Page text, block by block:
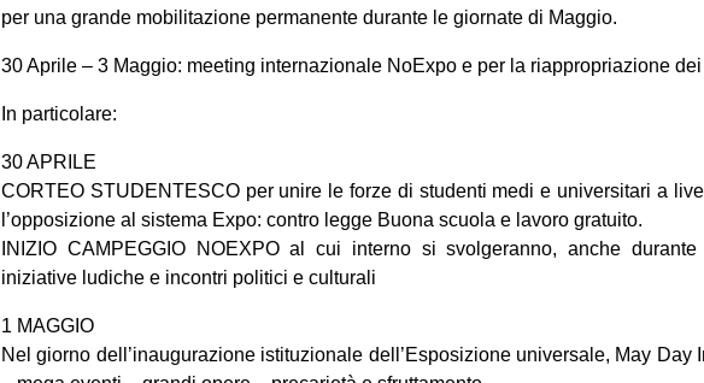
per una grande mobilitazione permanente durante le giornate di Maggio.
30 Aprile – 3 Maggio: meeting internazionale NoExpo e per la riappropriazione dei
In particolare:
30 APRILE
CORTEO STUDENTESCO per unire le forze di studenti medi e universitari a
l’opposizione al sistema Expo: contro legge Buona scuola e lavoro gratuito.
INIZIO CAMPEGGIO NOEXPO al cui interno si svolgeranno, anche
iniziative ludiche e incontri politici e culturali
1 MAGGIO
Nel giorno dell’inaugurazione istituzionale dell’Esposizione universale, May Day